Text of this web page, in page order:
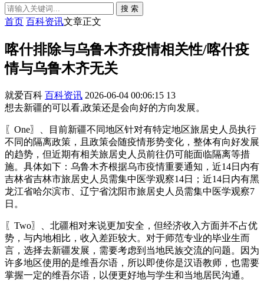
搜 索
首页 百科资讯文章正文
喀什排除与乌鲁木齐疫情相关性/喀什疫
情与乌鲁木齐无关
就爱百科 百科资讯 2026-06-04 00:06:15 13
想去新疆的可以看,政策还是会向好的方向发展。
〖One〗、目前新疆不同地区针对有特定地区旅居史人员执行
不同的隔离政策，且政策会随疫情形势变化，整体有向好发展
的趋势，但近期有相关旅居史人员前往仍可能面临隔离等措
施。具体如下：乌鲁木齐根据乌市疫情重要通知，近14日内有
吉林省吉林市旅居史人员需集中医学观察14日；近14日内有黑
龙江省哈尔滨市、辽宁省沈阳市旅居史人员需集中医学观察7
日。
〖Two〗、北疆相对来说更加安全，但经济收入方面并不占优
势，与内地相比，收入差距较大。对于师范专业的毕业生而
言，选择去新疆发展，需要考虑到当地民族交流的问题。因为
许多地区使用的是维吾尔语，所以即使你是汉语教师，也需要
掌握一定的维吾尔语，以便更好地与学生和当地居民沟通。